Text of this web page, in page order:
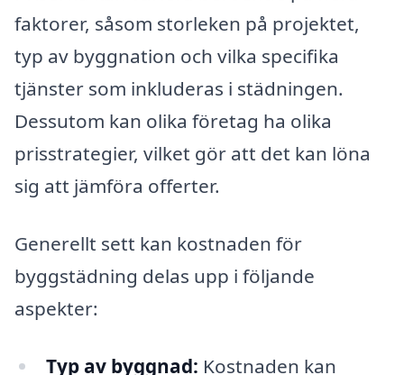
faktorer, såsom storleken på projektet,
typ av byggnation och vilka specifika
tjänster som inkluderas i städningen.
Dessutom kan olika företag ha olika
prisstrategier, vilket gör att det kan löna
sig att jämföra offerter.
Generellt sett kan kostnaden för
byggstädning delas upp i följande
aspekter:
Typ av byggnad: Kostnaden kan